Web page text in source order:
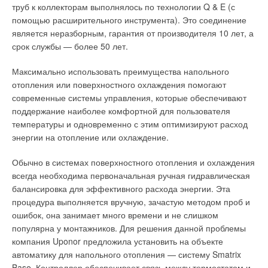
труб к коллекторам выполнялось по технологии Q & E (с
помощью расширительного инструмента). Это соединение
является неразборным, гарантия от производителя 10 лет, а
срок службы — более 50 лет.
Максимально использовать преимущества напольного
отопления или поверхностного охлаждения помогают
современные системы управления, которые обеспечивают
поддержание наиболее комфортной для пользователя
температуры и одновременно с этим оптимизируют расход
энергии на отопление или охлаждение.
Обычно в системах поверхностного отопления и охлаждения
всегда необходима первоначальная ручная гидравлическая
балансировка для эффективного расхода энергии. Эта
процедура выполняется вручную, зачастую методом проб и
ошибок, она занимает много времени и не слишком
популярна у монтажников. Для решения данной проблемы
компания Uponor предложила установить на объекте
автоматику для напольного отопления — систему Smatrix
Информация о заказчике
ТОО «ЭФКО Алматы» — одно из крупнейших
масложировых предприятий на территории Республики
компаний «ЭФКО». На сегодняшний день компания
располагает мощностями по: переработке сои в
объёме (450 т в сутки); производству маргаринов и
промышленных жиров (100 т в сутки); производству
бутилированного масла (140 т в сутки). Благодаря
модернизации производства и внедрённым за
последние несколько месяцев новым технологиям
предприятие наладило выпуск высококачественной
Больше места для монтажа
Для расширения производственных мощностей головного
завода в городе Ольсберге (Германия)
постройку нового монтажного цеха в городе Брилоне. По
завершению строительства здания на площади размером 11
были смонтированы более 2015 компонентов из
сферы инженерного оборудования здания.
Теплоснабжение нового цеха осуществляется по большей
части за счёт использования отработанного тепла, которое
создаётся в соседнем цехе механообработки, а также в
процессе использования компрессоров тепловых насосов. В
ранее построенных зданиях источниками тепла служат
фанкойлы, подключённые к тепловым насосам мощностью
135,9 кВт.
Кроме того, для нового здания установлены два
низкотемпературных конденсационных котла по 170 кВт
(суммарно 340 кВт) номинальной тепловой мощности,